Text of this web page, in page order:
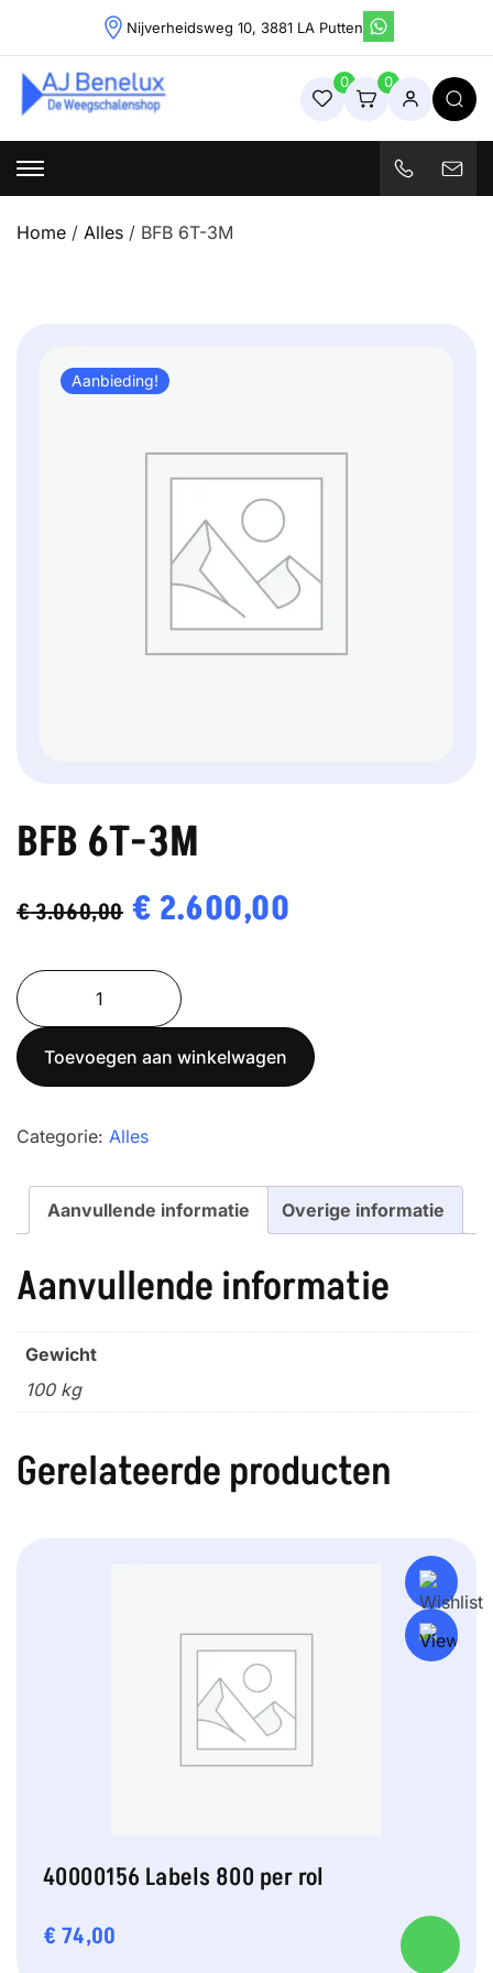
content
Nijverheidsweg 10, 3881 LA Putten
Weegschalenshop | Precisieweegschalen & Industriële
Weegoplossingen
0 0
Home / Alles / BFB 6T-3M
Aanbieding!
BFB 6T-3M
€3.060,00 Oorspronkelijke
was:
€ 3.060,00.
€ 2.600,00
€ 2.600,00.
BFB
6T-
3M
aantal
Toevoegen aan winkelwagen
Categorie: Alles
Aanvullende informatie Overige informatie
Aanvullende informatie
Gewicht
100 kg
Gerelateerde producten
40000156 Labels 800 per rol
€ 74,00